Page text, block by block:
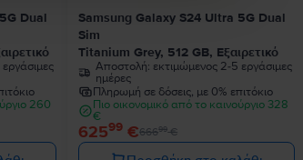
Dual
260
Samsung Galaxy S24 Ultra 5G Dual
Sim
Titanium Grey, 512 GB, Εξαιρετικό
Αποστολή: εκτιμώμενος 2-5 εργάσιμες
ημέρες
Πληρωμή σε δόσεις, με 0% επιτόκιο
Πιο οικονομικό από το καινούργιο 328
€
62599 €66699€